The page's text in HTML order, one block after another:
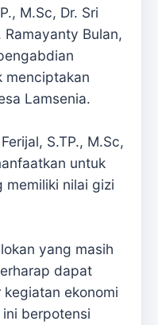
M.Sc, Dr. Sri
Ramayanty Bulan,
menciptakan
Lamsenia.
S.TP., M.Sc,
untuk
memiliki nilai gizi
yang masih
dapat
ekonomi
berpotensi